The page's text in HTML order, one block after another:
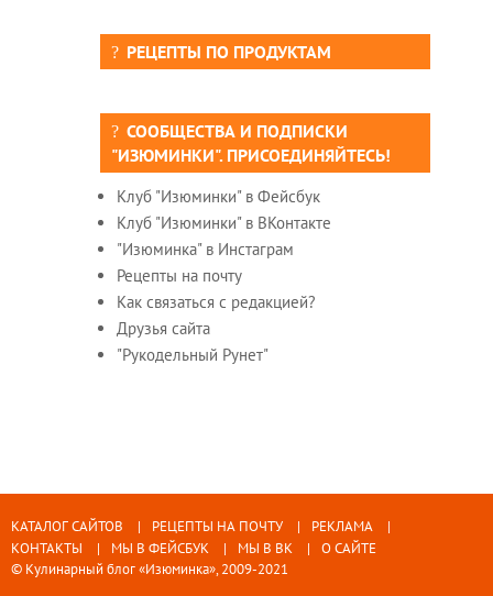
РЕЦЕПТЫ ПО ПРОДУКТАМ
СООБЩЕСТВА И ПОДПИСКИ
"ИЗЮМИНКИ". ПРИСОЕДИНЯЙТЕСЬ!
Клуб "Изюминки" в Фейсбук
Клуб "Изюминки" в ВКонтакте
"Изюминка" в Инстаграм
Рецепты на почту
Как связаться с редакцией?
Друзья сайта
"Рукодельный Рунет"
КАТАЛОГ САЙТОВ РЕЦЕПТЫ НА ПОЧТУ
РЕКЛАМА
КОНТАКТЫ
МЫ В ФЕЙСБУК МЫ В ВК
О САЙТЕ
© Кулинарный блог «Изюминка», 2009-2021